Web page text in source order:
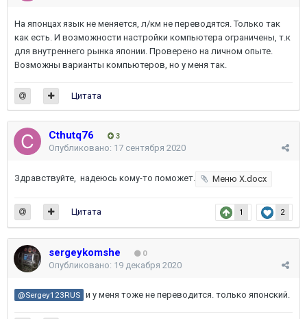
На японцах язык не меняется, л/км не переводятся. Только так
как есть. И возможности настройки компьютера ограничены, т.к
для внутреннего рынка японии. Проверено на личном опыте.
Возможны варианты компьютеров, но у меня так.
Цитата
Cthutq76 3
Опубликовано: 17 сентября 2020
Здравствуйте, надеюсь кому-то поможет. Меню Х.docx
1 2
Цитата
sergeykomshe 0
Опубликовано: 19 декабря 2020
@Sergey123RUS и у меня тоже не переводится. только японский.